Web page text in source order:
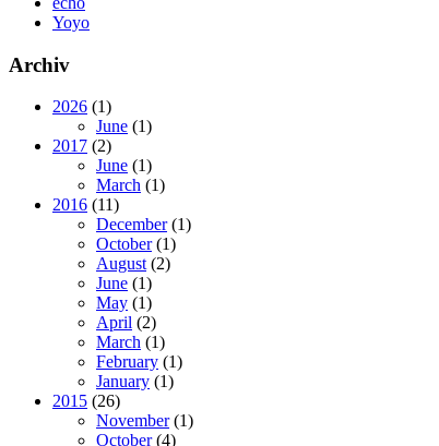
Yoyo
Archiv
2026 (1)
June (1)
2017 (2)
June (1)
March (1)
2016 (11)
December (1)
October (1)
August (2)
June (1)
May (1)
April (2)
March (1)
February (1)
January (1)
2015 (26)
November (1)
October (4)